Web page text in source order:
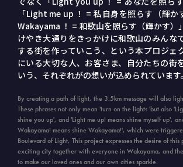
「Light me up ！ = 私自身を照らす（輝
Wakayama ！ = 和歌山を照らす（輝かす）
けやき大通りをきっかけに和歌山のみんな
する街を作っていこう、という本プロジェ
にいる大切な人、お客さま、自分たちの街
いう、それぞれがの想いが込められています。
By creating a path of light, the 3.5km message will also
These phrases not only mean 'turn on the lights 'but also
shine you up', and 'Light me up! means shine myself up',
Wakayama! means shine Wakayama!', which were
Boulevard of Light, This project expresses the desire of
exciting city together with everyone in Wakayama, and
to make our loved ones and our own cities sparkle.